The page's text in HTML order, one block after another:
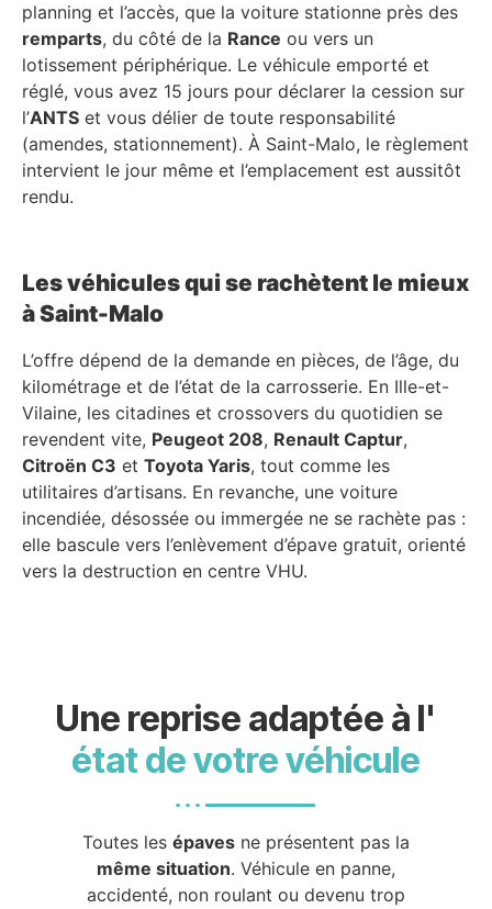
planning et l’accès, que la voiture stationne près des
remparts, du côté de la Rance ou vers un
lotissement périphérique. Le véhicule emporté et
réglé, vous avez 15 jours pour déclarer la cession sur
l’ANTS et vous délier de toute responsabilité
(amendes, stationnement). À Saint-Malo, le règlement
intervient le jour même et l’emplacement est aussitôt
rendu.
Les véhicules qui se rachètent le mieux
à Saint-Malo
L’offre dépend de la demande en pièces, de l’âge, du
kilométrage et de l’état de la carrosserie. En Ille-et-
Vilaine, les citadines et crossovers du quotidien se
revendent vite, Peugeot 208, Renault Captur,
Citroën C3 et Toyota Yaris, tout comme les
utilitaires d’artisans. En revanche, une voiture
incendiée, désossée ou immergée ne se rachète pas :
elle bascule vers l’enlèvement d’épave gratuit, orienté
vers la destruction en centre VHU.
Une reprise adaptée à l'
état de votre véhicule
Toutes les épavesne présentent pas la
même situation. Véhicule en panne,
accidenté, non roulant ou devenu trop